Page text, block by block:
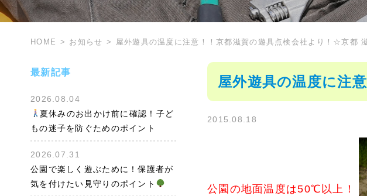
HOME お知らせ 屋外遊具の温度に注意！！京都滋賀の遊具点検会社より！☆京都
最新記事
2026.08.04
夏休みのお出かけ前に確認！子ど
もの迷子を防ぐためのポイント
2026.07.31
公園で楽しく遊ぶために！保護者が
気を付けたい見守りのポイント
屋外遊具の温度に注
2015.08.18
公園の地面温度は50℃以上！